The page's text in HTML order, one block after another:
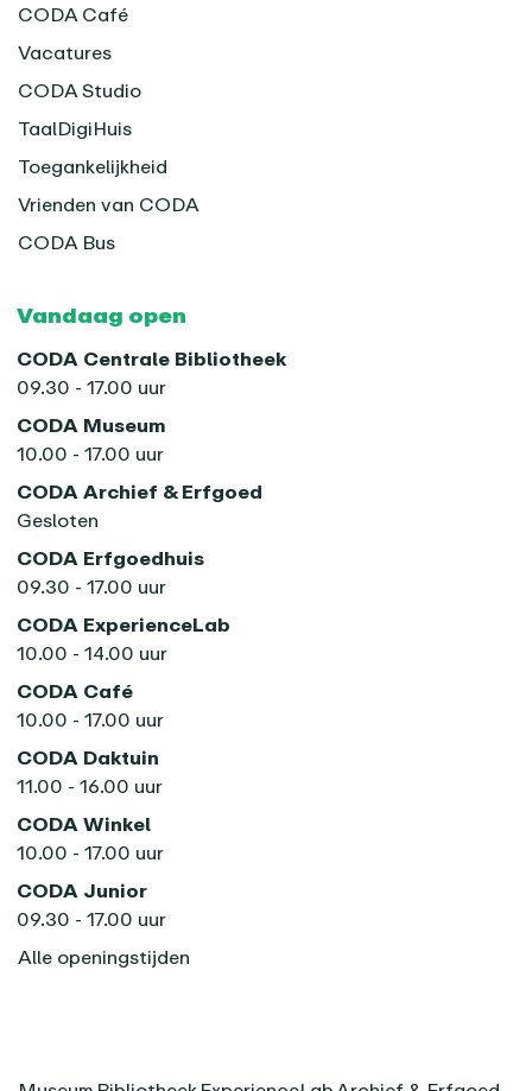
CODA Café
Vacatures
CODA Studio
TaalDigiHuis
Toegankelijkheid
Vrienden van CODA
CODA Bus
Vandaag open
CODA Centrale Bibliotheek
09.30 - 17.00 uur
CODA Museum
10.00 - 17.00 uur
CODA Archief & Erfgoed
Gesloten
CODA Erfgoedhuis
09.30 - 17.00 uur
CODA ExperienceLab
10.00 - 14.00 uur
CODA Café
10.00 - 17.00 uur
CODA Daktuin
11.00 - 16.00 uur
CODA Winkel
10.00 - 17.00 uur
CODA Junior
09.30 - 17.00 uur
Alle openingstijden